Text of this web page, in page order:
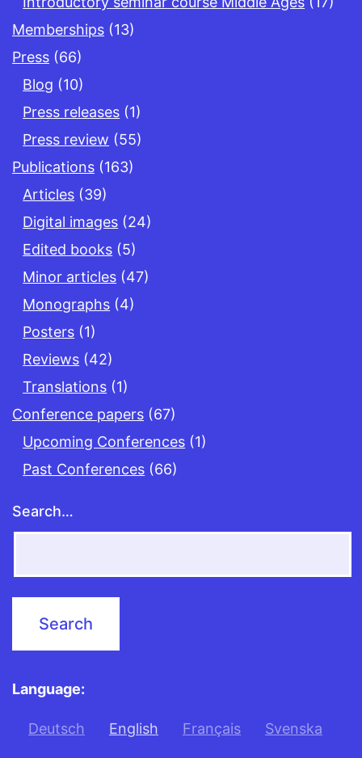
Memberships (13)
Press (66)
Blog (10)
Press releases (1)
Press review (55)
Publications (163)
Articles (39)
Digital images (24)
Edited books (5)
Minor articles (47)
Monographs (4)
Posters (1)
Reviews (42)
Translations (1)
Conference papers (67)
Upcoming Conferences (1)
Past Conferences (66)
Search…
Language:
Deutsch English Français Svenska